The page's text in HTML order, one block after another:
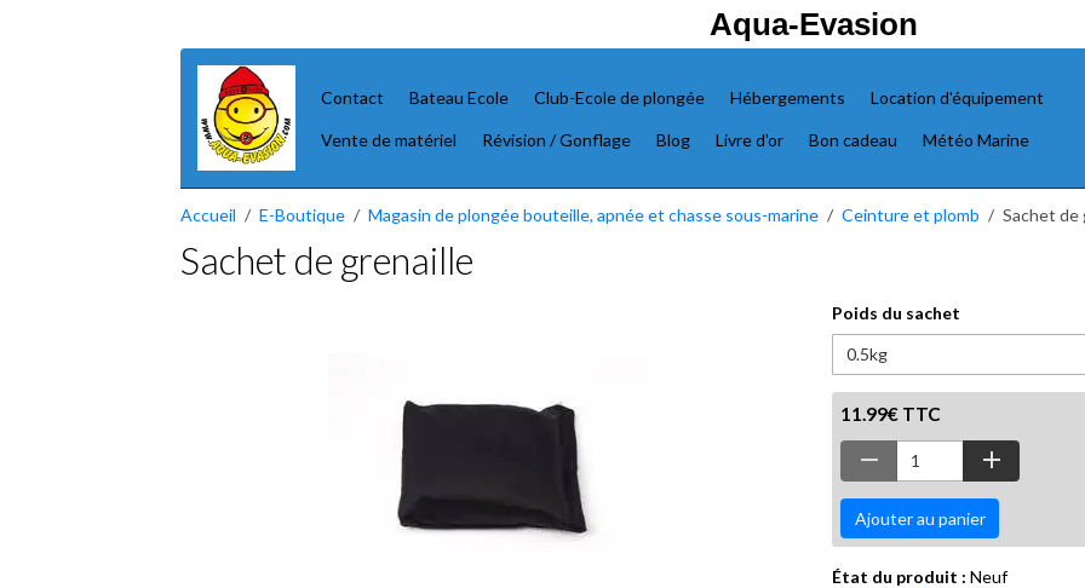
Aqua-Evasion
Contact Bateau Ecole Club-Ecole de plongée Hébergements Location d'équipement
Vente de matériel Révision / Gonflage Blog Livre d'or Bon cadeau Météo Marine
Accueil E-Boutique Magasin de plongée bouteille, apnée et chasse sous-marine Ceinture et plomb Sachet de
Sachet de grenaille
Poids du sachet
11.99€ TTC
Ajouter au panier
État du produit : Neuf